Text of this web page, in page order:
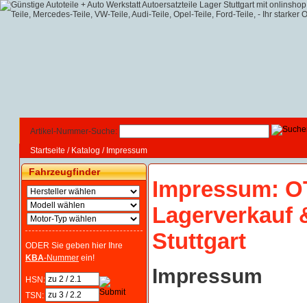
Artikel-Nummer-Suche:
Startseite / Katalog / Impressum
Fahrzeugfinder
ODER Sie geben hier Ihre
KBA-Nummer ein!
HSN:
TSN:
Impressum:
Lagerverkauf
Stuttgart
Impressum